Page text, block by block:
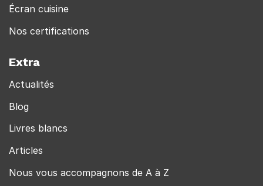
Écran cuisine
Nos certifications
Extra
Actualités
Blog
Livres blancs
Articles
Nous vous accompagnons de A à Z